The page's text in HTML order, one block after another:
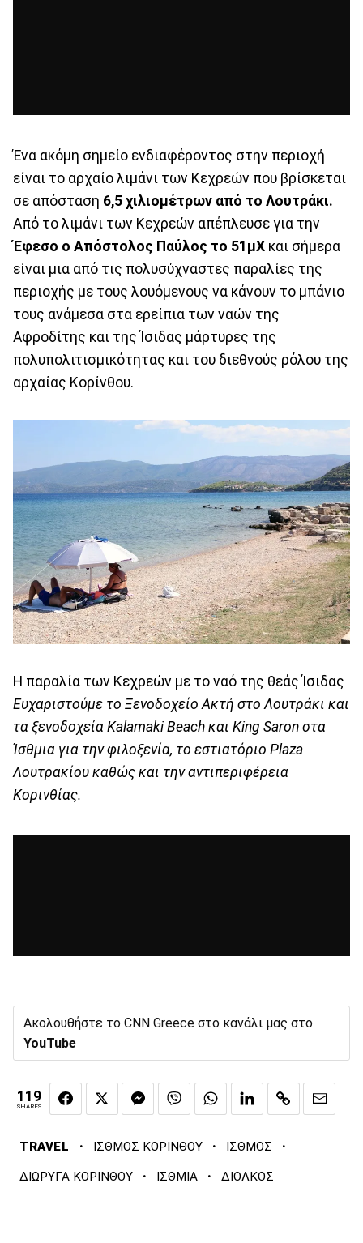
Ένα ακόμη σημείο ενδιαφέροντος στην περιοχή
είναι το αρχαίο λιμάνι των Κεχρεών που βρίσκεται
σε απόσταση 6,5 χιλιομέτρων από το Λουτράκι.
Από το λιμάνι των Κεχρεών απέπλευσε για την
Έφεσο ο Απόστολος Παύλος το 51μΧ και σήμερα
είναι μια από τις πολυσύχναστες παραλίες της
περιοχής με τους λουόμενους να κάνουν το μπάνιο
τους ανάμεσα στα ερείπια των ναών της
Αφροδίτης και της Ίσιδας μάρτυρες της
πολυπολιτισμικότητας και του διεθνούς ρόλου της
αρχαίας Κορίνθου.
Η παραλία των Κεχρεών με το ναό της θεάς Ίσιδας
Ευχαριστούμε το Ξενοδοχείο Ακτή στο Λουτράκι και
τα ξενοδοχεία Kalamaki Beach και King Saron στα
Ίσθμια για την φιλοξενία, το εστιατόριο Plaza
Λουτρακίου καθώς και την αντιπεριφέρεια
Κορινθίας.
Ακολουθήστε το CNN Greece στο κανάλι μας στο
YouTube
119
SHARES
TRAVEL · ΙΣΘΜΟΣ ΚΟΡΙΝΘΟΥ · ΙΣΘΜΟΣ ·
ΔΙΩΡΥΓΑ ΚΟΡΙΝΘΟΥ · ΙΣΘΜΙΑ · ΔΙΟΛΚΟΣ